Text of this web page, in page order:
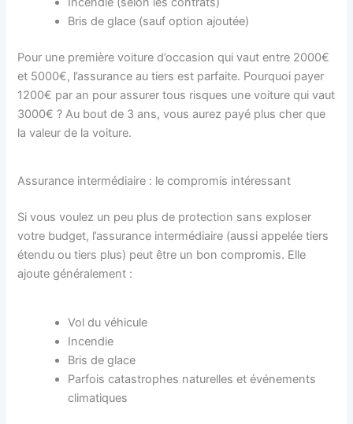
Bris de glace (sauf option ajoutée)
Pour une première voiture d’occasion qui vaut entre 2000€
et 5000€, l’assurance au tiers est parfaite. Pourquoi payer
1200€ par an pour assurer tous risques une voiture qui vaut
3000€ ? Au bout de 3 ans, vous aurez payé plus cher que
la valeur de la voiture.
Assurance intermédiaire : le compromis intéressant
Si vous voulez un peu plus de protection sans exploser
votre budget, l’assurance intermédiaire (aussi appelée tiers
étendu ou tiers plus) peut être un bon compromis. Elle
ajoute généralement :
Vol du véhicule
Incendie
Bris de glace
Parfois catastrophes naturelles et événements
climatiques